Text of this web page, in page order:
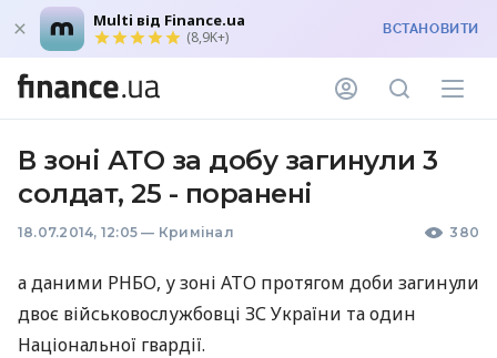
Multi від Finance.ua
(8,9K+) ВСТАНОВИТИ
В зоні АТО за добу загинули 3
солдат, 25 - поранені
18.07.2014, 12:05 — Кримінал 380
а даними РНБО, у зоні АТО протягом доби загинули
двоє військовослужбовці ЗС України та один
Національної гвардії.